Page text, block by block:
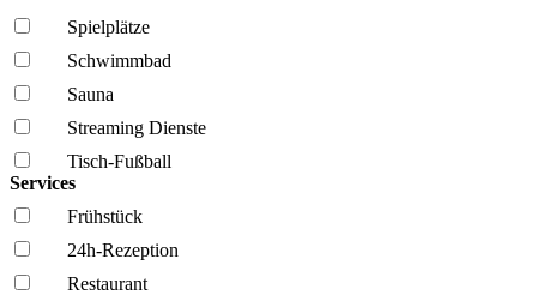
Spielplätze
Schwimmbad
Sauna
Streaming Dienste
Tisch-Fußball
Services
Frühstück
24h-Rezeption
Restaurant